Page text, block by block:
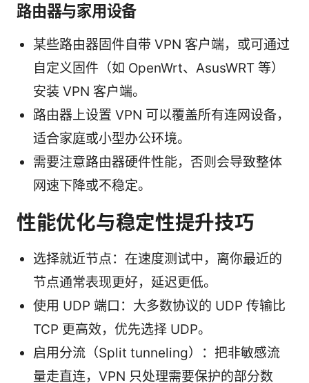
路由器与家用设备
某些路由器固件自带 VPN 客户端，或可通过
自定义固件（如 OpenWrt、AsusWRT 等）
安装 VPN 客户端。
路由器上设置 VPN 可以覆盖所有连网设备，
适合家庭或小型办公环境。
需要注意路由器硬件性能，否则会导致整体
网速下降或不稳定。
性能优化与稳定性提升技巧
选择就近节点：在速度测试中，离你最近的
节点通常表现更好，延迟更低。
使用 UDP 端口：大多数协议的 UDP 传输比
TCP 更高效，优先选择 UDP。
启用分流（Split tunneling）：把非敏感流
量走直连，VPN 只处理需要保护的部分数